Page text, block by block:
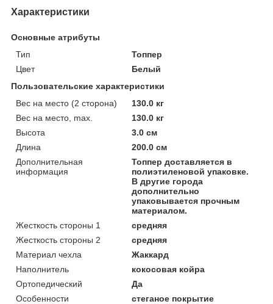
Характеристики
Основные атрибуты
Тип
Топпер
Цвет
Белый
Пользовательские характеристики
Вес на место (2 сторона)
130.0 кг
Вес на место, max.
130.0 кг
Высота
3.0 см
Длина
200.0 см
Дополнительная
информация
Топпер доставляется в
полиэтиленовой упаковке.
В другие города
дополнительно
упаковывается прочным
материалом.
Жесткость стороны 1
средняя
Жесткость стороны 2
средняя
Материал чехла
Жаккард
Наполнитель
кокосовая койра
Ортопедический
Да
Особенности
стеганое покрытие